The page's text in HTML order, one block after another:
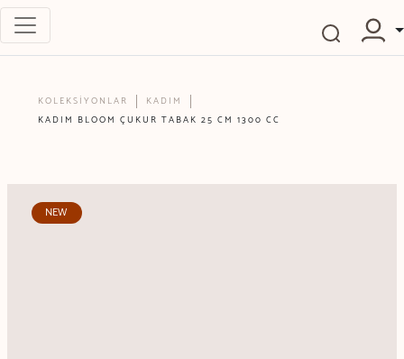
KOLEKSİYONLAR
KADIM
KADIM BLOOM ÇUKUR TABAK 25 CM 1300 CC
NEW